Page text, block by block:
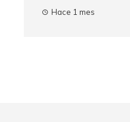
Hace 1 mes